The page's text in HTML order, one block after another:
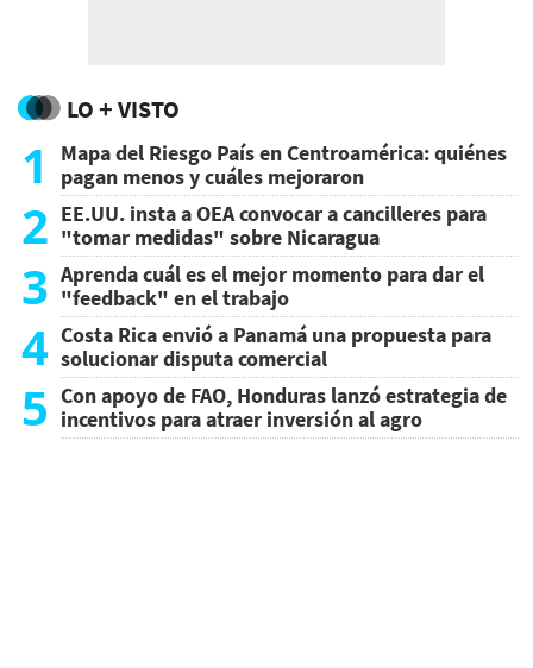
LO + VISTO
1
Mapa del Riesgo País en Centroamérica: quiénes
pagan menos y cuáles mejoraron
2 EE.UU. insta a OEA convocar a cancilleres para
"tomar medidas" sobre Nicaragua
3 Aprenda cuál es el mejor momento para dar el
"feedback" en el trabajo
4 Costa Rica envió a Panamá una propuesta para
solucionar disputa comercial
5 Con apoyo de FAO, Honduras lanzó estrategia de
incentivos para atraer inversión al agro